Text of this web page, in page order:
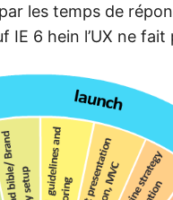
les temps de
6 hein l’UX ne